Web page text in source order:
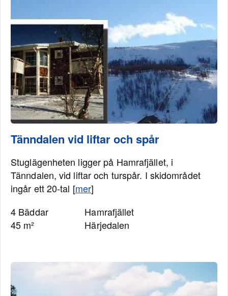
Tänndalen vid liftar och spår
Stuglägenheten ligger på Hamrafjället, i
Tänndalen, vid liftar och turspår. I skidområdet
ingår ett 20-tal [mer]
4 Bäddar
45 m²
Hamrafjället
Härjedalen